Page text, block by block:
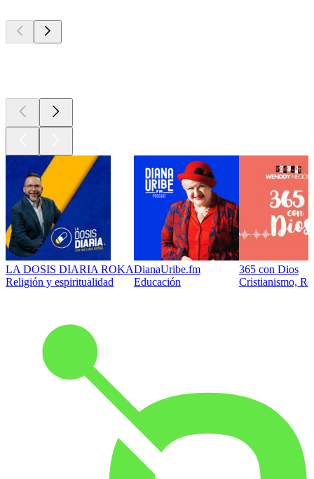
LA DOSIS DIARIA ROKA
Religión y espiritualidad
DianaUribe.fm
Educación
365 con Dios
Cristianismo,